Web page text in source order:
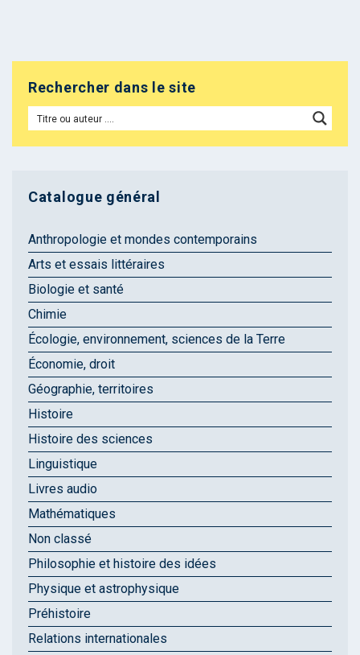
Rechercher dans le site
Catalogue général
Anthropologie et mondes contemporains
Arts et essais littéraires
Biologie et santé
Chimie
Écologie, environnement, sciences de la Terre
Économie, droit
Géographie, territoires
Histoire
Histoire des sciences
Linguistique
Livres audio
Mathématiques
Non classé
Philosophie et histoire des idées
Physique et astrophysique
Préhistoire
Relations internationales